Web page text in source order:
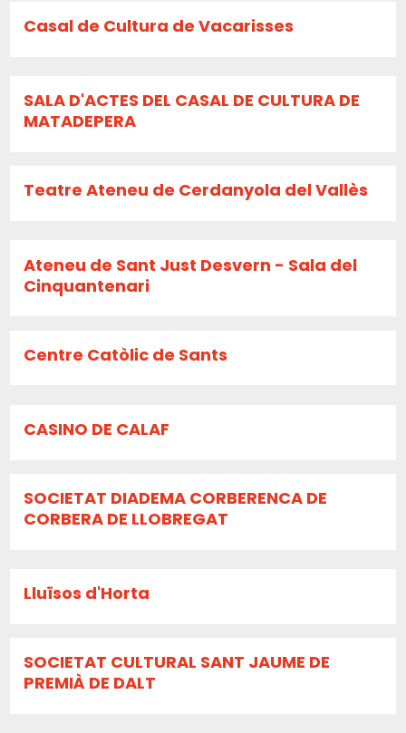
Casal de Cultura de Vacarisses
SALA D'ACTES DEL CASAL DE CULTURA DE
MATADEPERA
Teatre Ateneu de Cerdanyola del Vallès
Ateneu de Sant Just Desvern - Sala del
Cinquantenari
Centre Catòlic de Sants
CASINO DE CALAF
SOCIETAT DIADEMA CORBERENCA DE
CORBERA DE LLOBREGAT
Lluïsos d'Horta
SOCIETAT CULTURAL SANT JAUME DE
PREMIÀ DE DALT